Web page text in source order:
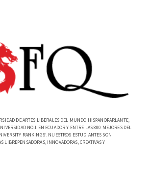
DE ARTES LIBERALES DEL MUNDO HISPANOPARLANTE,
NO.1 EN ECUADOR Y ENTRE LAS 800 MEJORES DEL
RANKINGS'. NUESTROS ESTUDIANTES SON
LIBREPENSADORAS, INNOVADORAS, CREATIVAS Y